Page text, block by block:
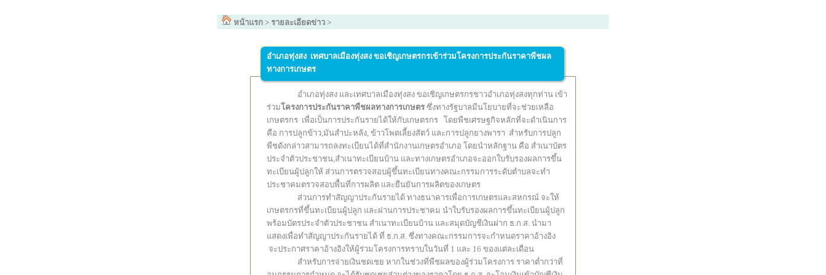
หน้าแรก >รายละเอียดข่าว>
อำเภอทุ่งสง เทศบาลเมืองทุ่งสง ขอเชิญเกษตรกรเข้าร่วมโครงการประกันราคาพืชผล
ทางการเกษตร
อำเภอทุ่งสง และเทศบาลเมืองทุ่งสง ขอเชิญเกษตรกรชาวอำเภอทุ่งสงทุกท่าน เข้า
ร่วมโครงการประกันราคาพืชผลทางการเกษตรซึ่งทางรัฐบาลมีนโยบายที่จะช่วยเหลือ
เกษตรกร เพื่อเป็นการประกันรายได้ให้กับเกษตรกร โดยพืชเศรษฐกิจหลักที่จะดำเนินการ
คือ การปลูกข้าว,มันสำปะหลัง, ข้าวโพดเลี้ยงสัตว์ และการปลูกยางพารา สำหรับการปลูก
พืชดังกล่าวสามารถลงทะเบียนได้ที่สำนักงานเกษตรอำเภอ โดยนำหลักฐาน คือ สำเนาบัตร
ประจำตัวประชาชน,สำเนาทะเบียนบ้าน และทางเกษตรอำเภอจะออกใบรับรองผลการขึ้น
ทะเบียนผู้ปลูกให้ ส่วนการตรวจสอบผู้ขึ้นทะเบียนทางคณะกรรมการระดับตำบลจะทำ
ประชาคมตรวจสอบพื้นที่การผลิต และยืนยันการผลิตของเกษตร
ส่วนการทำสัญญาประกันรายได้ ทางธนาคารเพื่อการเกษตรและสหกรณ์ จะให้
เกษตรกรที่ขึ้นทะเบียนผู้ปลูก และผ่านการประชาคม นำใบรับรองผลการขึ้นทะเบียนผู้ปลูก
พร้อมบัตรประจำตัวประชาชน สำเนาทะเบียนบ้าน และสมุดบัญชีเงินฝาก ธ.ก.ส. นำมา
แสดงเพื่อทำสัญญาประกันรายได้ ที่ ธ.ก.ส. ซึ่งทางคณะกรรมการจะกำหนดราคาอ้างอิง
จะประกาศราคาอ้างอิงให้ผู้ร่วมโครงการทราบในวันที่ 1 และ 16 ของแต่ละเดือน
สำหรับการจ่ายเงินชดเชย หากในช่วงที่พืชผลของผู้ร่วมโครงการ ราคาต่ำกว่าที่